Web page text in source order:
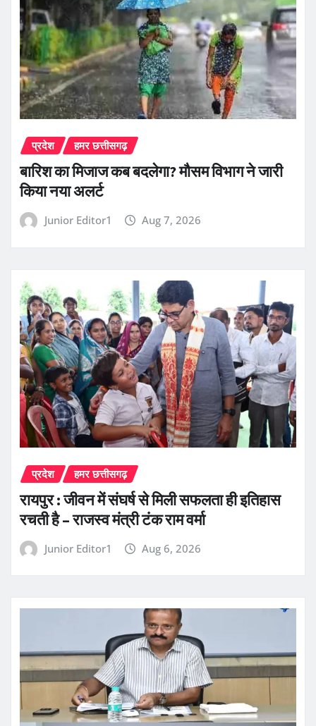
प्रदेश हमर छत्तीसगढ़
बारिश का मिजाज कब बदलेगा? मौसम विभाग ने जारी
किया नया अलर्ट
Junior Editor1 Aug 7, 2026
प्रदेश हमर छत्तीसगढ़
रायपुर : जीवन में संघर्ष से मिली सफलता ही इतिहास
रचती है – राजस्व मंत्री टंक राम वर्मा
Junior Editor1 Aug 6, 2026